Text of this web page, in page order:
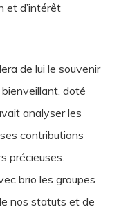
et d’intérêt
de lui le souvenir
doté
analyser les
contributions
précieuses.
brio les groupes
nos statuts et de